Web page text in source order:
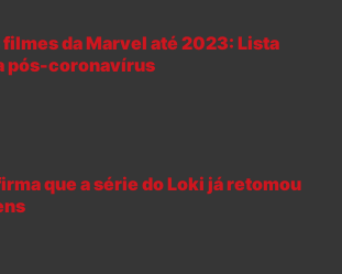
da Marvel até 2023: Lista
pós-coronavírus
que a série do Loki já retomou